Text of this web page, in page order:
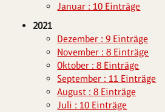
Januar : 10 Einträge
2021
Dezember : 9 Einträge
November : 8 Einträge
Oktober : 8 Einträge
September : 11 Einträge
August : 8 Einträge
Juli : 10 Einträge